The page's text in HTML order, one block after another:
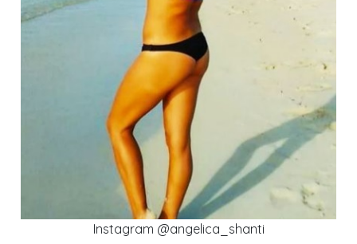
Instagram @angelica_shanti